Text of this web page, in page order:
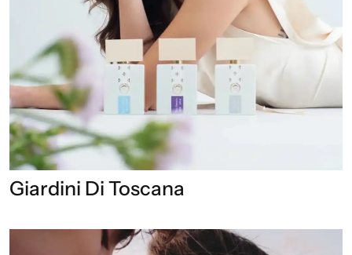
Giardini Di Toscana